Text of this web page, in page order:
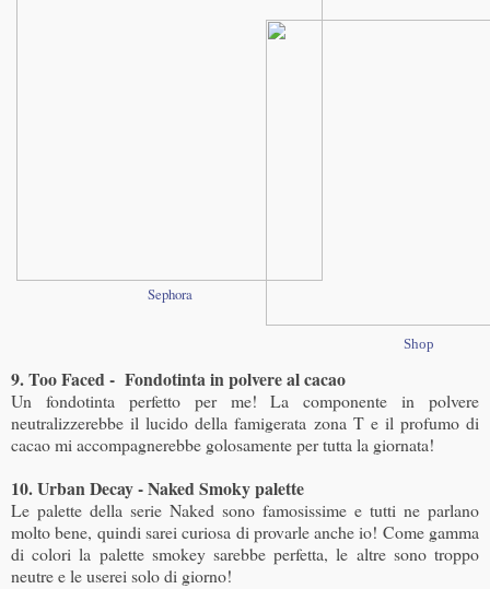
Sephora
Shop
9. Too Faced - Fondotinta in polvere al cacao
Un fondotinta perfetto per me! La componente in polvere
neutralizzerebbe il lucido della famigerata zona T e il profumo di
cacao mi accompagnerebbe golosamente per tutta la giornata!
10. Urban Decay - Naked Smoky palette
Le palette della serie Naked sono famosissime e tutti ne parlano
molto bene, quindi sarei curiosa di provarle anche io! Come gamma
di colori la palette smokey sarebbe perfetta, le altre sono troppo
neutre e le userei solo di giorno!